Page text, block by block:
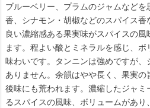
ブルーベリー、プラムのジャムなど
香、シナモン・胡椒などのスパイス
良い濃縮感ある果実味がスパイスの風
ます。程よい酸とミネラルを感じ、
味わいです。タンニンは強めですが
ありません。余韻はやや長く、果実
後味にも荒われます。濃縮したジャミ
るスパイスの風味、ボリュームがあ